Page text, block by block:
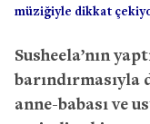
müziğiyle dikkat
Susheela’nın
anne-babası ve